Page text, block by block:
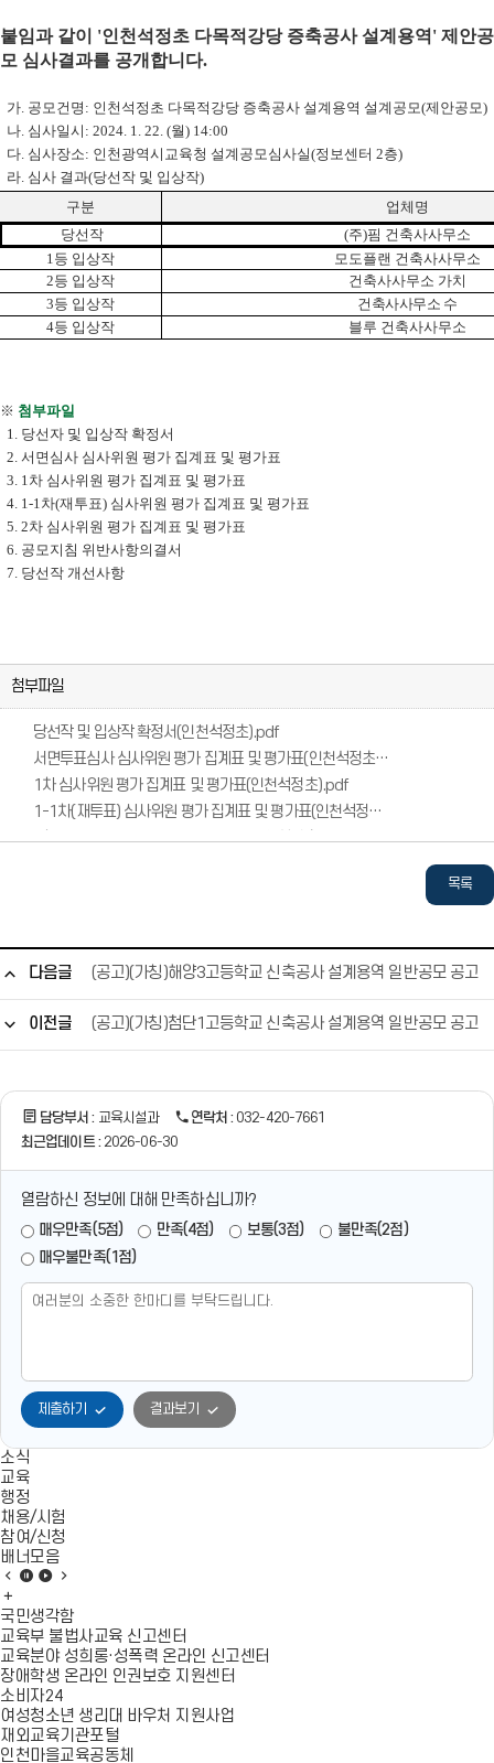
붙임과 같이 '인천석정초 다목적강당 증축공사설계용역 ' 제안공
모 심사결과를 공개합니다.
가. 공모건명 : 인천석정초 다목적강당 증축공사 설계용역 설계공모(제안공모)
나. 심사일시 : 2024. 1. 22. (월) 14:00
다. 심사장소: 인천광역시교육청 설계공모심사실(정보센터 2층)
라. 심사 결과(당선작 및 입상작)
구분
업체명
당선작
(주)핌 건축사사무소
1등 입상작
모도플랜 건축사사무소
2등 입상작
건축사사무소 가치
3등 입상작
건축사사무소 수
4등 입상작 블루 건축사사무소
※ 첨부파일
1. 당선자 및 입상작 확정서
2. 서면 심사 심사위원 평가 집계표 및 평가표
3. 1차 심사위원 평가 집계표 및 평가표
4. 1-1차(재투표) 심사위원 평가 집계표 및 평가표
5. 2차 심사위원 평가 집계표 및 평가표
6. 공모지침 위반사항의결서
7. 당선작 개선사항
첨부파일
당선작 및 입상작 확정서(인천석정초).pdf
서면투표심사 심사위원 평가 집계표 및 평가표(인천석정초).pdf
1차 심사위원 평가 집계표 및 평가표(인천석정초).pdf
1-1차(재투표) 심사위원 평가 집계표 및 평가표(인천석정초).pdf
2차 심사위원 평가 집계표 및 평가표(인천석정초).pdf
목록
다음글 (공고)(가칭)해양3고등학교 신축공사 설계용역 일반공모 공고
이전글 (공고)(가칭)첨단1고등학교 신축공사 설계용역 일반공모 공고
담당부서 : 교육시설과 연락처 : 032-420-7661
최근업데이트 : 2026-06-30
열람하신 정보에 대해 만족하십니까?
매우만족(5점) 만족(4점) 보통(3점)
불만족(2점)
매우불만족(1점)
제출하기 결과보기
소식
교육
행정
채용/시험
참여/신청
배너모음
배
모
음
이
전
슬
라
이
드
배
모
음
정
지
배
모
음
재
생
모
음
다
음
라
이
드
너
모
음
더
보
기
국민생각함
교육부 불법사교육 신고센터
교육분야 성희롱·성폭력 온라인 신고센터
장애학생 온라인 인권보호 지원센터
소비자24
여성청소년 생리대 바우처 지원사업
재외교육기관포털
인천마을교육공동체